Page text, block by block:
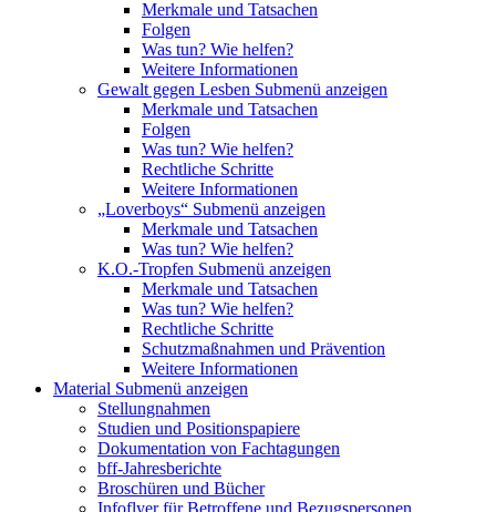
Merkmale und Tatsachen
Folgen
Was tun? Wie helfen?
Weitere Informationen
Gewalt gegen Lesben Submenü anzeigen
Merkmale und Tatsachen
Folgen
Was tun? Wie helfen?
Rechtliche Schritte
Weitere Informationen
„Loverboys“ Submenü anzeigen
Merkmale und Tatsachen
Was tun? Wie helfen?
K.O.-Tropfen Submenü anzeigen
Merkmale und Tatsachen
Was tun? Wie helfen?
Rechtliche Schritte
Schutzmaßnahmen und Prävention
Weitere Informationen
Material Submenü anzeigen
Stellungnahmen
Studien und Positionspapiere
Dokumentation von Fachtagungen
bff-Jahresberichte
Broschüren und Bücher
Infoflyer für Betroffene und Bezugspersonen